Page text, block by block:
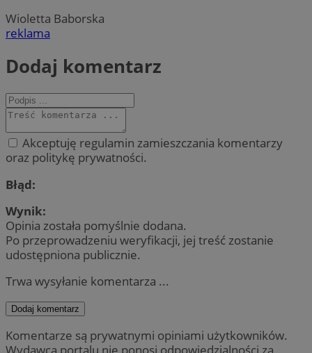
Wioletta Baborska
reklama
Dodaj komentarz
Akceptuję regulamin zamieszczania komentarzy
oraz politykę prywatności.
Błąd:
Wynik:
Opinia została pomyślnie dodana.
Po przeprowadzeniu weryfikacji, jej treść zostanie
udostępniona publicznie.
Trwa wysyłanie komentarza ...
Dodaj komentarz
Komentarze są prywatnymi opiniami użytkowników.